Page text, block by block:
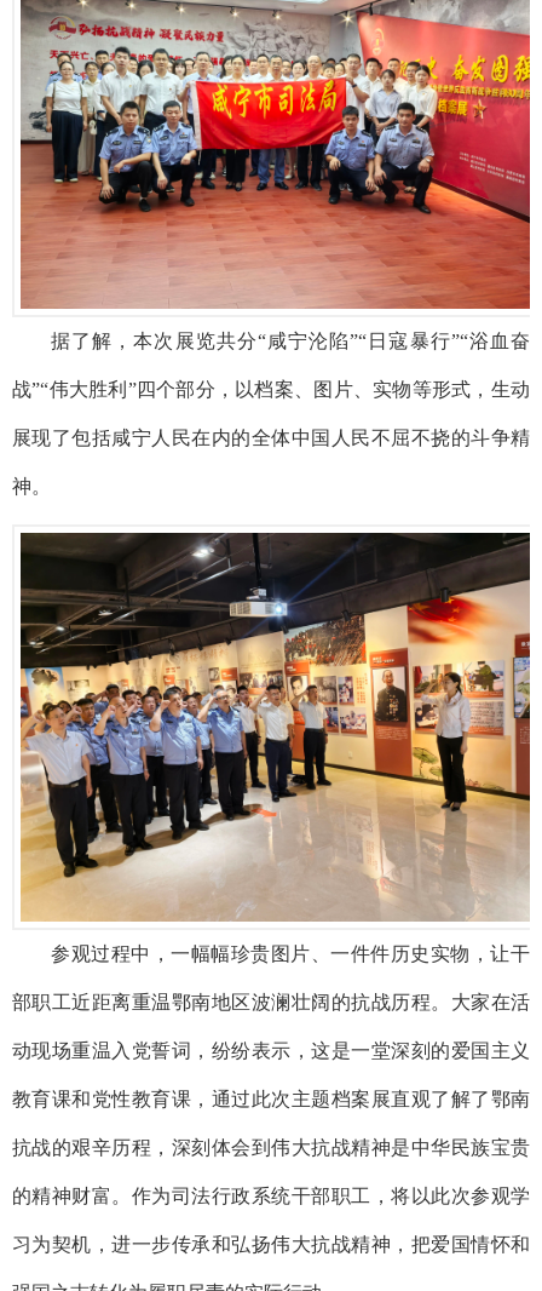
据了解，本次展览共分“咸宁沦陷”“日寇暴行”“浴血奋
战”“伟大胜利”四个部分，以档案、图片、实物等形式，生动
展现了包括咸宁人民在内的全体中国人民不屈不挠的斗争精
神。
参观过程中，一幅幅珍贵图片、一件件历史实物，让干
部职工近距离重温鄂南地区波澜壮阔的抗战历程。大家在活
动现场重温入党誓词，纷纷表示，这是一堂深刻的爱国主义
教育课和党性教育课，通过此次主题档案展直观了解了鄂南
抗战的艰辛历程，深刻体会到伟大抗战精神是中华民族宝贵
的精神财富。作为司法行政系统干部职工，将以此次参观学
习为契机，进一步传承和弘扬伟大抗战精神，把爱国情怀和